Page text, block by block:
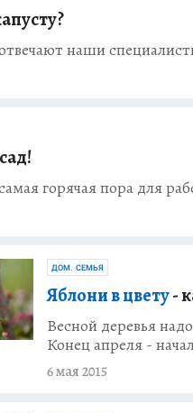
наши
горячая пора для
ДОМ. СЕМЬЯ
Яблони в цвету-
Весной деревья
Конец апреля -
6 мая 2015